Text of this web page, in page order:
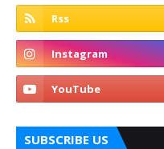
SUBSCRIBE US